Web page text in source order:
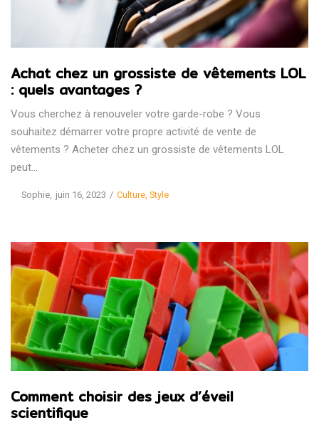
Achat chez un grossiste de vêtements LOL
: quels avantages ?
Vous cherchez à renouveler votre garde-robe ? Vous
souhaitez démarrer votre propre activité de vente de
vêtements ? Acheter chez un grossiste de vêtements LOL
peut…
bySophie Posted
juin 16, 2023
Posted
Culture Style
Comment choisir des jeux d’éveil
scientifique